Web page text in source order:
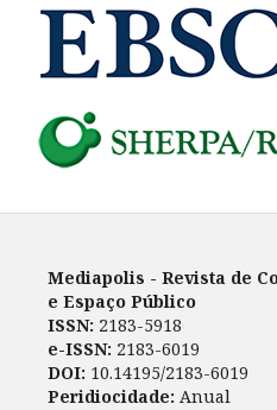
Mediapolis - Revista de
e Espaço Público
ISSN: 2183-5918
e-ISSN: 2183-6019
DOI: 10.14195/2183-6019
Peridiocidade: Anual